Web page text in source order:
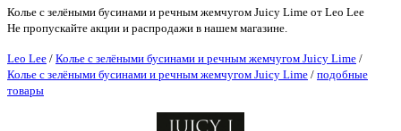
Колье с зелёными бусинами и речным жемчугом Juicy Lime от Leo Lee
Не пропускайте акции и распродажи в нашем магазине.
Leo Lee / Колье с зелёными бусинами и речным жемчугом Juicy Lime /
Колье с зелёными бусинами и речным жемчугом Juicy Lime / подобные
товары